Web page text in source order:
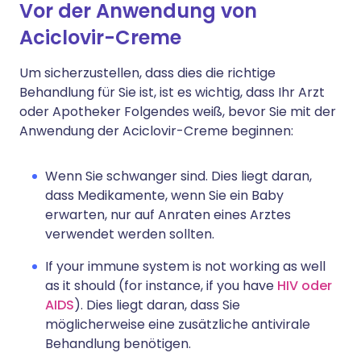
Vor der Anwendung von
Aciclovir-Creme
Um sicherzustellen, dass dies die richtige
Behandlung für Sie ist, ist es wichtig, dass Ihr Arzt
oder Apotheker Folgendes weiß, bevor Sie mit der
Anwendung der Aciclovir-Creme beginnen:
Wenn Sie schwanger sind. Dies liegt daran,
dass Medikamente, wenn Sie ein Baby
erwarten, nur auf Anraten eines Arztes
verwendet werden sollten.
If your immune system is not working as well
as it should (for instance, if you have HIV oder
AIDS). Dies liegt daran, dass Sie
möglicherweise eine zusätzliche antivirale
Behandlung benötigen.